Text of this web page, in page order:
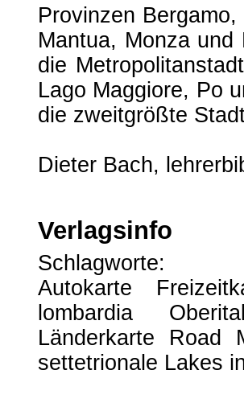
Provinzen
Mantua, Monza
die
Lago Maggiore, Po
die zweitgrößte
Dieter Bach,
Verlagsinfo
Schlagworte:
Autokarte
lombardia
Länderkarte Road
settetrionale Lakes